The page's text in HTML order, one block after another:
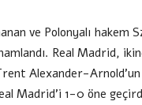
ve Polonyalı hakem
Real Madrid,
Alexander-Arnold’un
Madrid’i 1-0 öne